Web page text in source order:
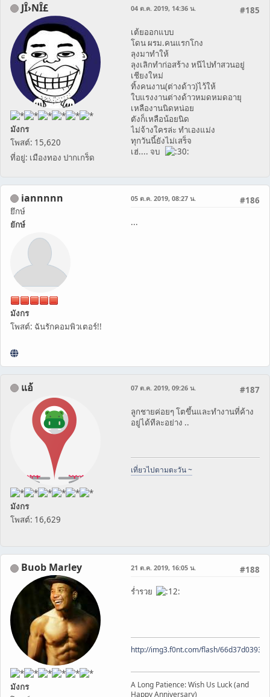
JÎ›NÎ£
มังกร
โพสต์: 15,620
ที่อยู่: เมืองทอง ปากเกร็ด
#185
04 ต.ค. 2019, 14:36 น.
เต้ยออกแบบ
โดน ผรม.คนแรกโกง
ลุงมาทำให้
ลุงเลิกทำก่อสร้าง หนีไปทำสวนอยู่
เชียงใหม่
ทิ้งคนงาน(ต่างด้าว)ไว้ให้
ใบแรงงานต่างด้าวหมดหมดอายุ
เหลืองานนิดหน่อย
ตังก็เหลือน้อยนิด
ไม่จ้างใครล่ะ ทำเองแม่ง
ทุกวันนี้ยังไม่เสร็จ
เฮ่.... จบ
iannnnn
ยึกษ์
ยักษ์
มังกร
โพสต์: ฉันรักคอมพิวเตอร์!!
#186
05 ต.ค. 2019, 08:27 น.
...
แอ้
มังกร
โพสต์: 16,629
#187
07 ต.ค. 2019, 09:26 น.
ลูกชายค่อยๆ โตขึ้นและทำงานที่ค้าง
อยู่ได้ทีละอย่าง ..
เที่ยวไปตามตะวัน ~
Buob Marley
มังกร
#188
21 ต.ค. 2019, 16:05 น.
ร่ำรวย
http://img3.f0nt.com/flash/
A Long Patience: Wish Us Luck (and
Happy Anniversary)